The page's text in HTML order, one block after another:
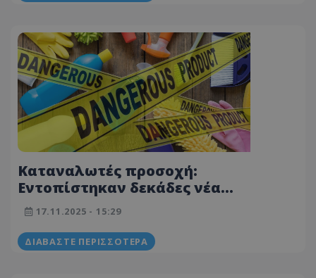
Καταναλωτές προσοχή:
Εντοπίστηκαν δεκάδες νέα
επικίνδυνα προϊόντα – Από
παιχνίδια μέχρι κοσμήματα – Δείτε
λίστα
17.11.2025 - 15:29
ΔΙΑΒΆΣΤΕ ΠΕΡΙΣΣΌΤΕΡΑ